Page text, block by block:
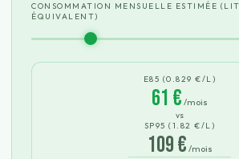
CONSOMMATION MENSUELLE ESTIMÉE
ÉQUIVALENT)
E85 (0.829 €/L)
61 € /mois
vs
SP95 ( 1.82 €/L)
109€ /mois